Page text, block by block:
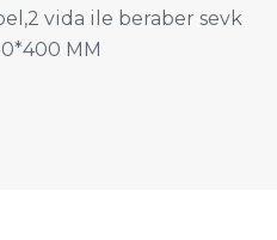
vida ile beraber sevk
MM